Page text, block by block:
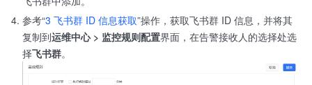
参考“3 飞书群 ID 信息获取”操作，获取飞书群 ID 信息，并将其
复制到运维中心 > 监控规则配置界面，在告警接收人的选择处选
择飞书群。